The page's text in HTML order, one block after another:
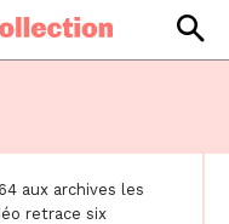
aux archives les
retrace six